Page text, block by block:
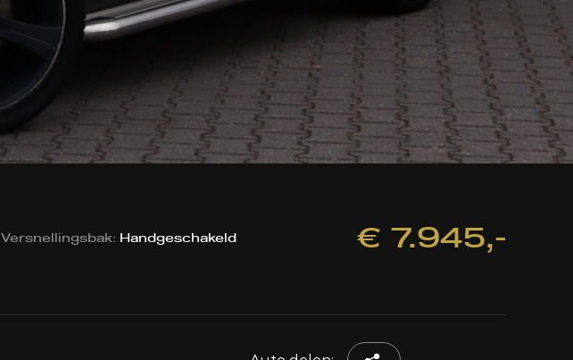
Versnellingsbak: Handgeschakeld € 7.945,-